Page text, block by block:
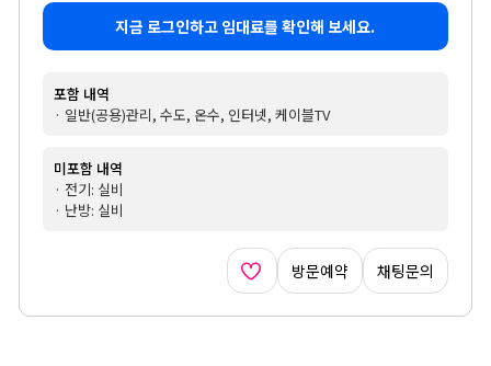
지금 로그인하고 임대료를 확인해 보세요.
포함 내역
· 일반(공용)관리, 수도, 온수, 인터넷, 케이블TV
미포함 내역
· 전기: 실비
· 난방: 실비
방문예약 채팅문의